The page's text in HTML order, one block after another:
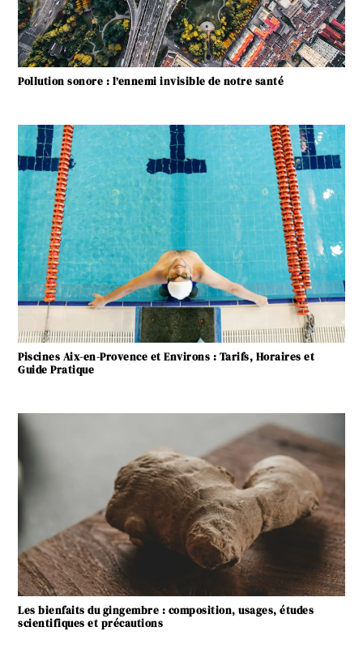
Pollution sonore : l’ennemi invisible de notre santé
Piscines Aix-en-Provence et Environs : Tarifs, Horaires et
Guide Pratique
Les bienfaits du gingembre : composition, usages, études
scientifiques et précautions